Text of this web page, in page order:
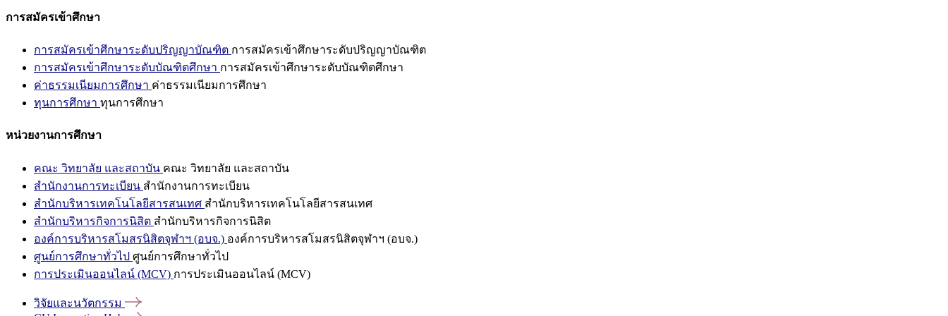
การสมัครเข้าศึกษา
การสมัครเข้าศึกษาระดับปริญญาบัณฑิต การสมัครเข้าศึกษาระดับปริญญาบัณฑิต
การสมัครเข้าศึกษาระดับบัณฑิตศึกษา การสมัครเข้าศึกษาระดับบัณฑิตศึกษา
ค่าธรรมเนียมการศึกษา ค่าธรรมเนียมการศึกษา
ทุนการศึกษา ทุนการศึกษา
หน่วยงานการศึกษา
คณะ วิทยาลัย และสถาบัน คณะ วิทยาลัย และสถาบัน
สำนักงานการทะเบียน สำนักงานการทะเบียน
สำนักบริหารเทคโนโลยีสารสนเทศ สำนักบริหารเทคโนโลยีสารสนเทศ
สำนักบริหารกิจการนิสิต สำนักบริหารกิจการนิสิต
องค์การบริหารสโมสรนิสิตจุฬาฯ (อบจ.) องค์การบริหารสโมสรนิสิตจุฬาฯ (อบจ.)
ศูนย์การศึกษาทั่วไป ศูนย์การศึกษาทั่วไป
การประเมินออนไลน์ (MCV) การประเมินออนไลน์ (MCV)
วิจัยและนวัตกรรม